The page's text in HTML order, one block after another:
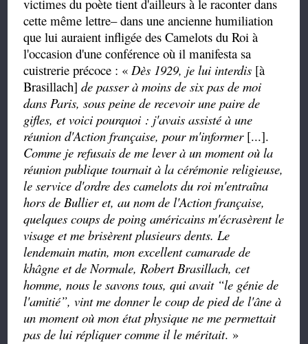
victimes du poète tient d'ailleurs à le raconter dans
cette même lettre– dans une ancienne humiliation
que lui auraient infligée des Camelots du Roi à
l'occasion d'une conférence où il manifesta sa
cuistrerie précoce : «Dès 1929, je lui interdis [à
Brasillach]de passer à moins de six pas de moi
dans Paris, sous peine de recevoir une paire de
gifles, et voici pourquoi : j'avais assisté à une
réunion d'Action française, pour m'informer [...].
Comme je refusais de me lever à un moment où la
réunion publique tournait à la cérémonie religieuse,
le service d'ordre des camelots du roi m'entraîna
hors de Bullier et, au nom de l'Action française,
quelques coups de poing américainsm'écrasèrent le
visage et me brisèrent plusieurs dents. Le
lendemain matin, mon excellent camarade de
khâgne et de Normale, Robert Brasillach, cet
homme, nous le savons tous, qui avait “le génie de
l'amitié”, vint me donner le coup de pied de l'âne à
un moment où mon état physique ne me permettait
pas de lui répliquer comme il le méritait. »